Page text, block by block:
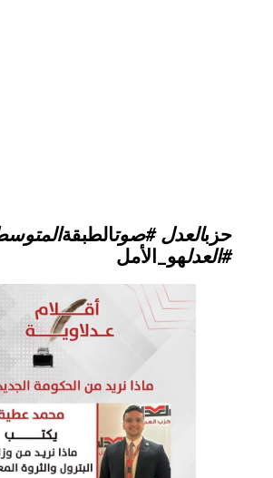
حزبالعدل #صوتالطبقةالمتوسطة
#العدلهو_الأمل